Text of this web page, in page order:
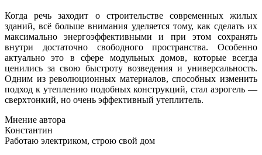
Когда речь заходит о строительстве современных жилых
зданий, всё больше внимания уделяется тому, как сделать их
максимально энергоэффективными и при этом сохранять
внутри достаточно свободного пространства. Особенно
актуально это в сфере модульных домов, которые всегда
ценились за свою быстроту возведения и универсальность.
Одним из революционных материалов, способных изменить
подход к утеплению подобных конструкций, стал аэрогель —
сверхтонкий, но очень эффективный утеплитель.
Мнение автора
Константин
Работаю электриком, строю свой дом